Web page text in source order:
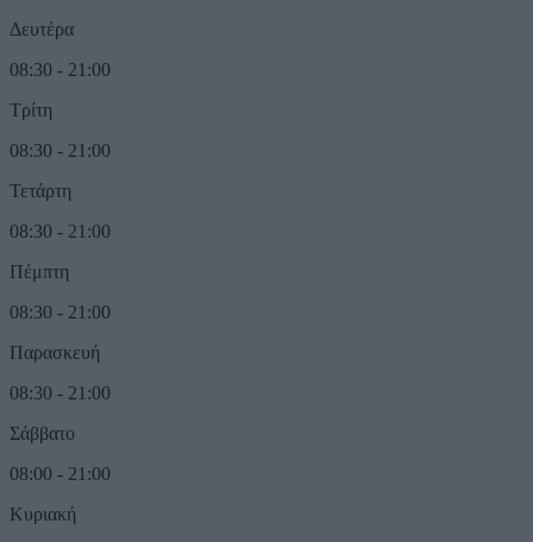
Δευτέρα
08:30 - 21:00
Τρίτη
08:30 - 21:00
Τετάρτη
08:30 - 21:00
Πέμπτη
08:30 - 21:00
Παρασκευή
08:30 - 21:00
Σάββατο
08:00 - 21:00
Κυριακή